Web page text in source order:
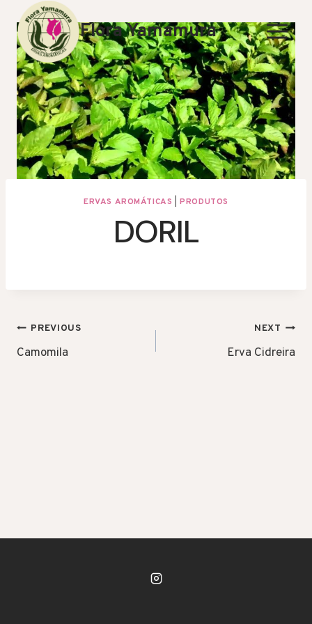
content
Flora Yamamura
ERVAS AROMÁTICAS |PRODUTOS
DORIL
POST
NAVIGATION
PREVIOUS
Camomila
NEXT
Erva Cidreira